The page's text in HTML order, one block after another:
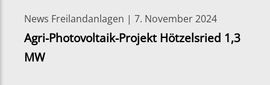
News Freilandanlagen | 7. November 2024
Agri-Photovoltaik-Projekt Hötzelsried 1,3
MW